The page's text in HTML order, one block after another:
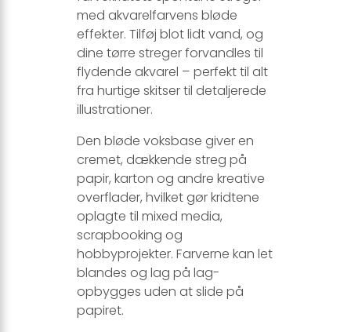
med akvarelfarvens bløde
effekter. Tilføj blot lidt vand, og
dine tørre streger forvandles til
flydende akvarel – perfekt til alt
fra hurtige skitser til detaljerede
illustrationer.
Den bløde voksbase giver en
cremet, dækkende streg på
papir, karton og andre kreative
overflader, hvilket gør kridtene
oplagte til mixed media,
scrapbooking og
hobbyprojekter. Farverne kan let
blandes og lag på lag-
opbygges uden at slide på
papiret.